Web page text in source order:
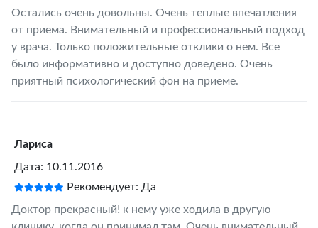
Остались очень довольны. Очень теплые впечатления
от приема. Внимательный и профессиональный подход
у врача. Только положительные отклики о нем. Все
было информативно и доступно доведено. Очень
приятный психологический фон на приеме.
Лариса
Дата: 10.11.2016
Рекомендует: Да
Доктор прекрасный! к нему уже ходила в другую